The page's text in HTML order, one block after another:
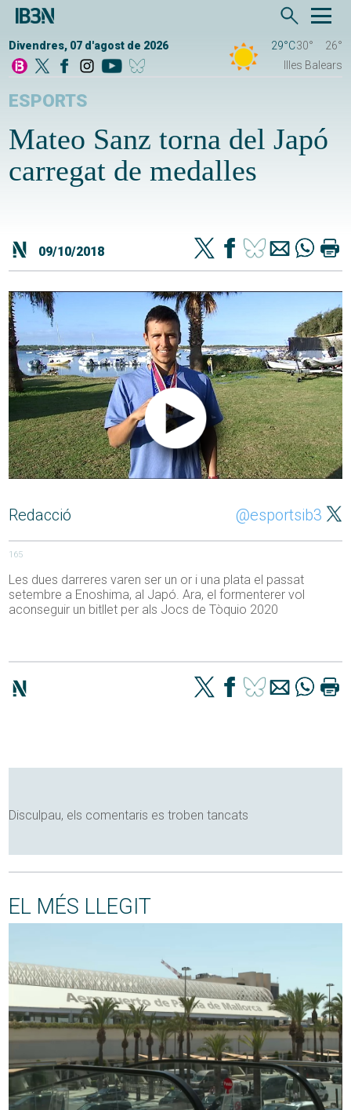
Divendres, 07 d'agost de 2026 29°C30°
26°
Illes Balears
ESPORTS
Mateo Sanz torna del Japó
carregat de medalles
09/10/2018
Redacció @esportsib3
165
Les dues darreres varen ser un or i una plata el passat
setembre a Enoshima, al Japó. Ara, el formenterer vol
aconseguir un bitllet per als Jocs de Tòquio 2020
Disculpau, els comentaris es troben tancats
EL MÉS LLEGIT